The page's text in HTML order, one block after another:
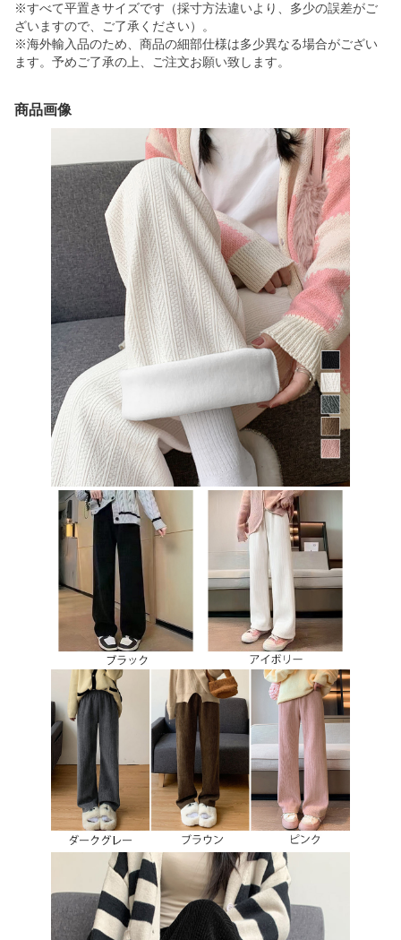
※すべて平置きサイズです（採寸方法違いより、多少の誤差がご
ざいますので、ご了承ください）。
※海外輸入品のため、商品の細部仕様は多少異なる場合がござい
ます。予めご了承の上、ご注文お願い致します。
商品画像